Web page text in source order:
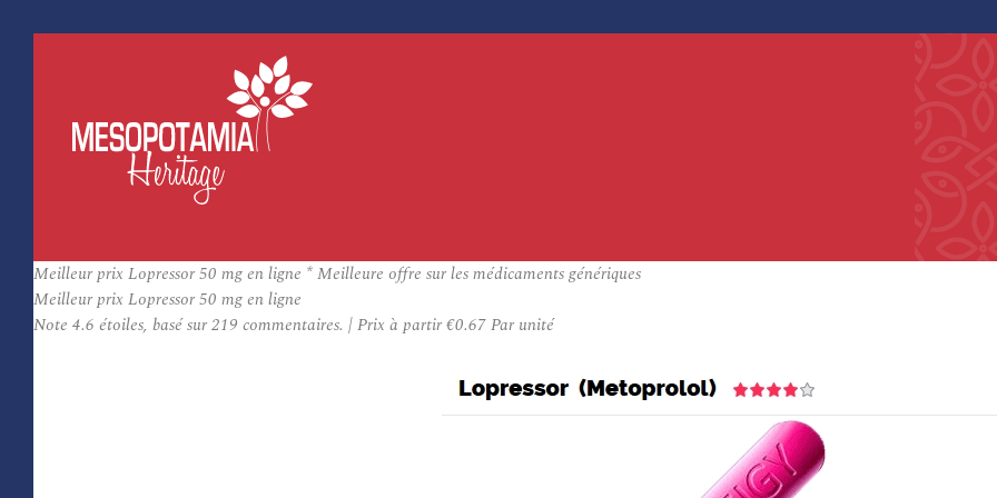
Meilleur prix Lopressor 50 mg en ligne * Meilleure offre sur les médicaments génériques
Meilleur prix Lopressor 50 mg en ligne
Note 4.6 étoiles, basé sur219 commentaires. |Prix à partir€0.67Par unité